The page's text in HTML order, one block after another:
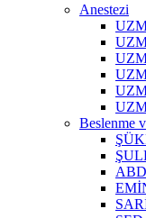
Anestezi
Beslenme